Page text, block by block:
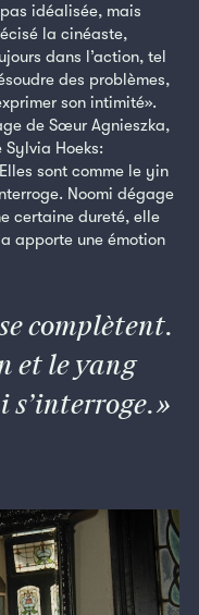
idéalisée, mais
la cinéaste,
dans l’action, tel
des problèmes,
son intimité».
de Sœur Agnieszka,
Hoeks:
sont comme le yin
Noomi dégage
certaine dureté, elle
apporte une émotion
complètent.
et le yang
s’interroge.